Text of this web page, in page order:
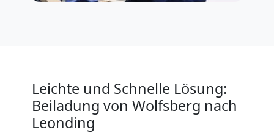
Leichte und Schnelle Lösung:
Beiladung von Wolfsberg nach
Leonding